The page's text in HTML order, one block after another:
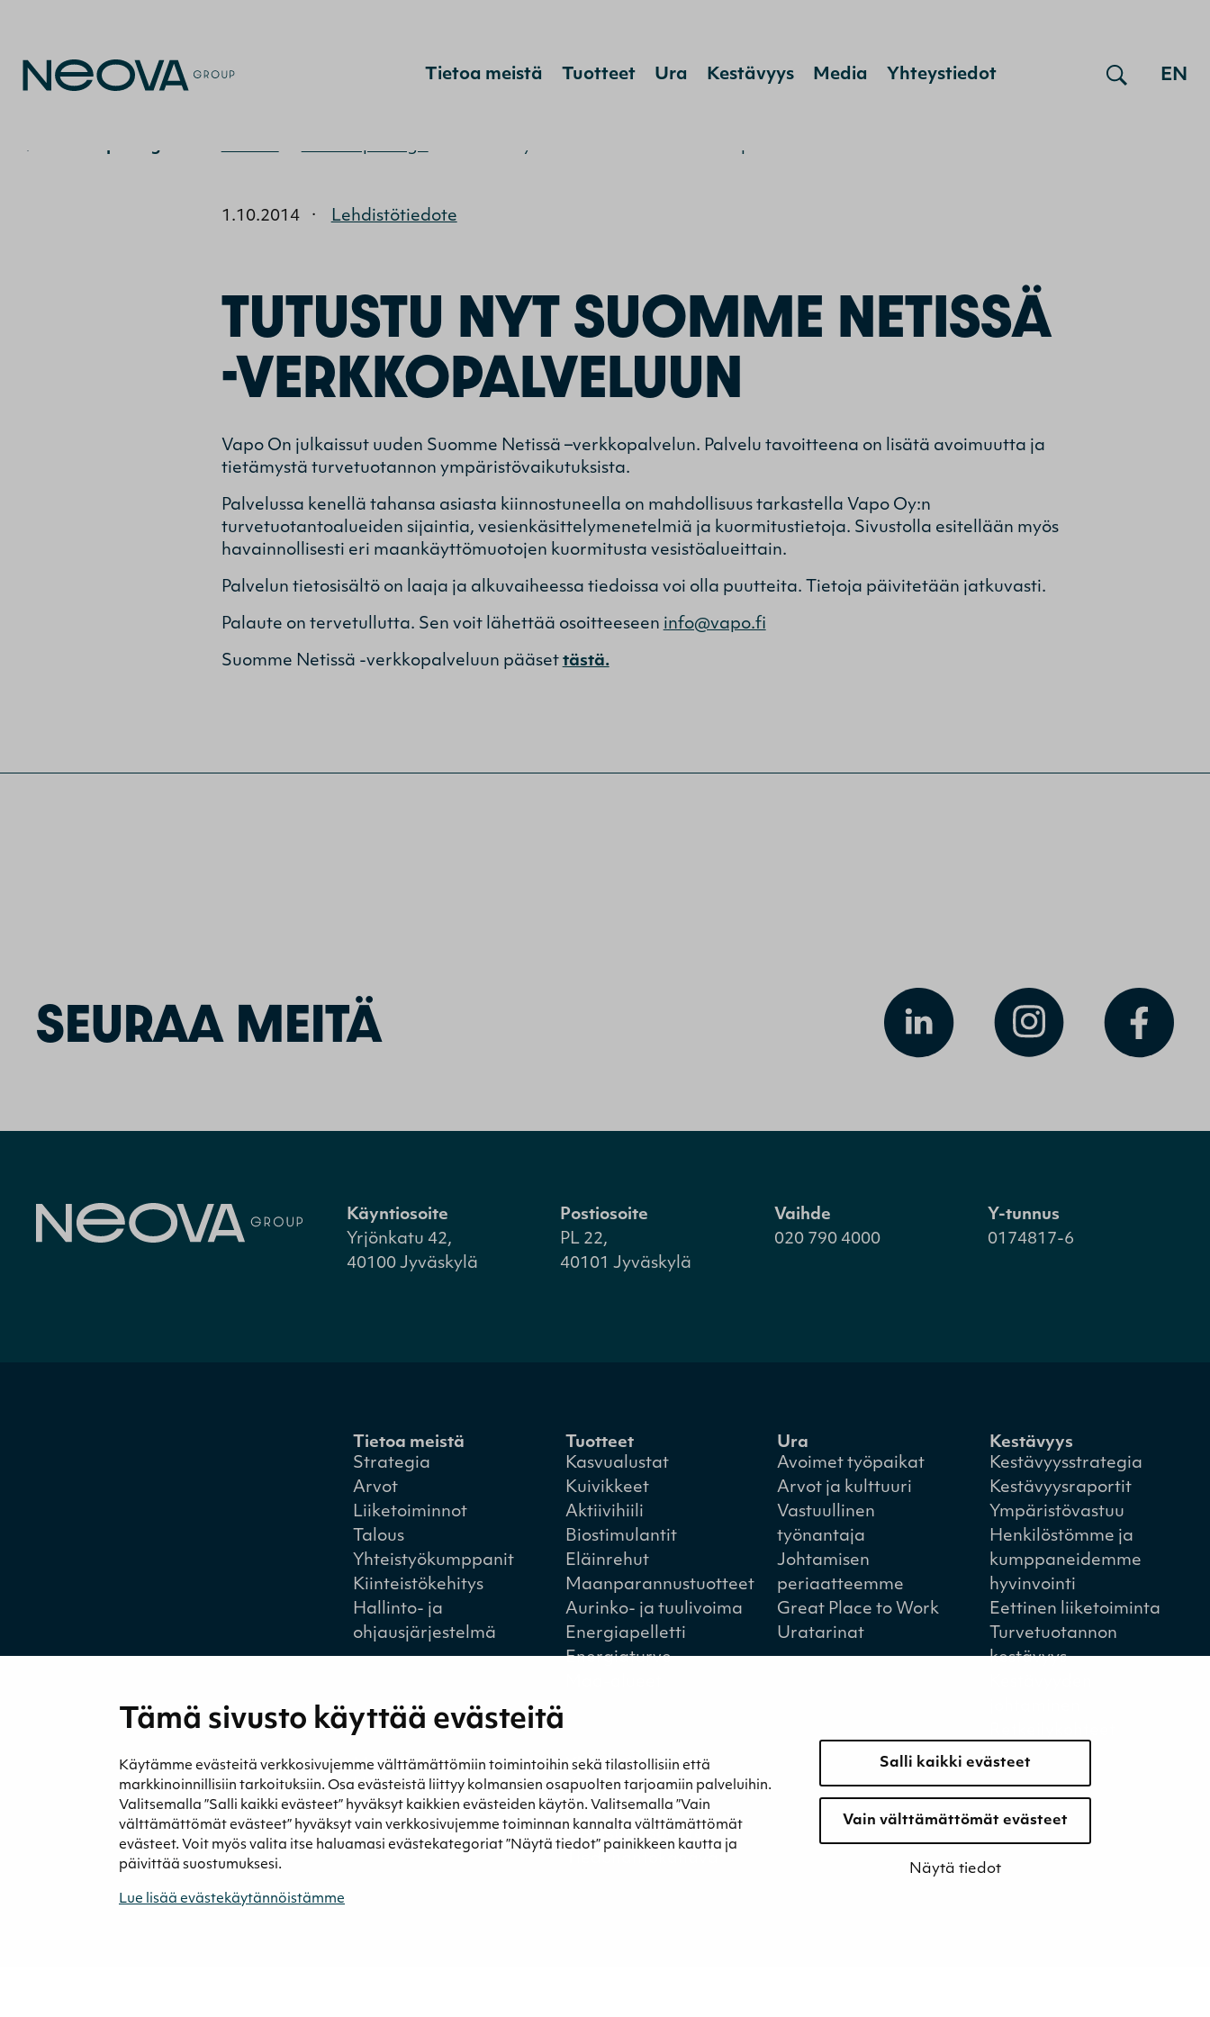
Tämä sivusto käyttää evästeitä
Käytämme evästeitä verkkosivujemme välttämättömiin toimintoihin sekä tilastollisiin että
markkinoinnillisiin tarkoituksiin. Osa evästeistä liittyy kolmansien osapuolten tarjoamiin palveluihin.
Valitsemalla ”Salli kaikki evästeet” hyväksyt kaikkien evästeiden käytön. Valitsemalla ”Vain
välttämättömät evästeet” hyväksyt vain verkkosivujemme toiminnan kannalta välttämättömät
evästeet. Voit myös valita itse haluamasi evästekategoriat ”Näytä tiedot” painikkeen kautta ja
päivittää suostumuksesi.
Lue lisää evästekäytännöistämme
Salli kaikki evästeet
Vain välttämättömät evästeet
Näytä tiedot
Tietoa meistä Tuotteet Ura Kestävyys Media Yhteystiedot EN
1.10.2014 · Lehdistötiedote
TUTUSTU NYT SUOMME NETISSÄ
-VERKKOPALVELUUN
Vapo On julkaissut uuden Suomme Netissä –verkkopalvelun. Palvelu tavoitteena on lisätä avoimuutta ja
tietämystä turvetuotannon ympäristövaikutuksista.
Palvelussa kenellä tahansa asiasta kiinnostuneella on mahdollisuus tarkastella Vapo Oy:n
turvetuotantoalueiden sijaintia, vesienkäsittelymenetelmiä ja kuormitustietoja. Sivustolla esitellään myös
havainnollisesti eri maankäyttömuotojen kuormitusta vesistöalueittain.
Palvelun tietosisältö on laaja ja alkuvaiheessa tiedoissa voi olla puutteita. Tietoja päivitetään jatkuvasti.
Palaute on tervetullutta. Sen voit lähettää osoitteeseen info@vapo.fi
Suomme Netissä -verkkopalveluun pääset tästä.
SEURAA MEITÄ
Käyntiosoite
Yrjönkatu 42,
40100 Jyväskylä
Postiosoite
PL 22,
40101 Jyväskylä
Vaihde
020 790 4000
Y-tunnus
0174817-6
Tietoa meistä
Strategia
Arvot
Liiketoiminnot
Talous
Yhteistyökumppanit
Kiinteistökehitys
Hallinto- ja
ohjausjärjestelmä
Tuotteet
Kasvualustat
Kuivikkeet
Aktiivihiili
Biostimulantit
Eläinrehut
Maanparannustuotteet
Aurinko- ja tuulivoima
Energiapelletti
Energiaturve
Ura
Avoimet työpaikat
Arvot ja kulttuuri
Vastuullinen
työnantaja
Johtamisen
periaatteemme
Great Place to Work
Uratarinat
Kestävyys
Kestävyysstrategia
Kestävyysraportit
Ympäristövastuu
Henkilöstömme ja
kumppaneidemme
hyvinvointi
Eettinen liiketoiminta
Turvetuotannon
kestävyys
Media
Uutiset ja blogit
Podcast
Yhteystiedot
Yhteystiedot
Laskutustiedot
Tietosuojaseloste